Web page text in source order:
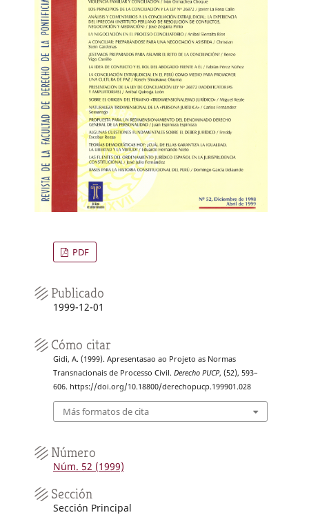
PDF
Publicado
1999-12-01
Cómo citar
Gidi, A. (1999). Apresentasao ao Projeto as Normas
Transnacionais de Processo Civil. Derecho PUCP, (52), 593–
606. https://doi.org/10.18800/derechopucp.199901.028
Más formatos de cita
Número
Núm. 52 (1999)
Sección
Sección Principal